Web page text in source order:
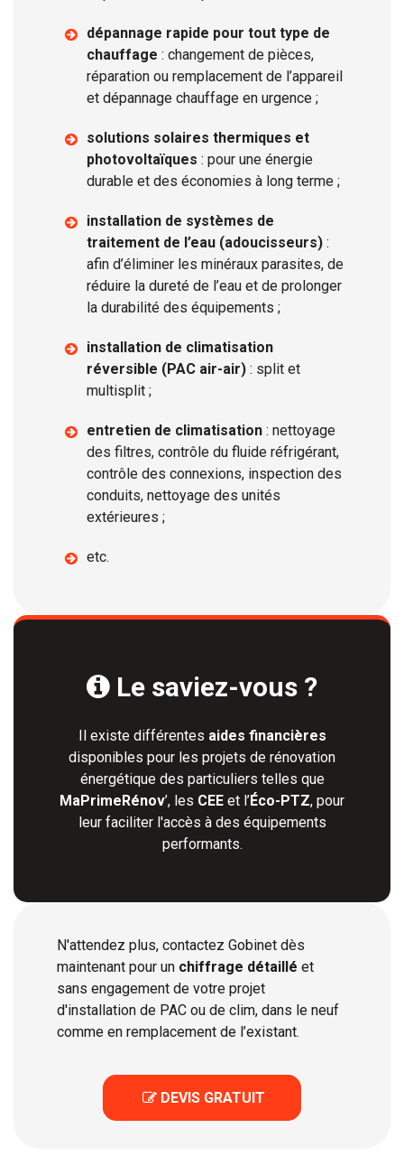
dépannage rapide pour tout type de
chauffage : changement de pièces,
réparation ou remplacement de l’appareil
et dépannage chauffage en urgence ;
solutions solaires thermiques et
photovoltaïques : pour une énergie
durable et des économies à long terme ;
installation de systèmes de
traitement de l’eau (adoucisseurs) :
afin d’éliminer les minéraux parasites, de
réduire la dureté de l’eau et de prolonger
la durabilité des équipements ;
installation de climatisation
réversible (PAC air-air) : split et
multisplit ;
entretien de climatisation: nettoyage
des filtres, contrôle du fluide réfrigérant,
contrôle des connexions, inspection des
conduits, nettoyage des unités
extérieures ;
etc.
 Le saviez-vous ?
Il existe différentes aides financières
disponibles pour les projets de rénovation
énergétique des particuliers telles que
MaPrimeRénov’, les CEE et l’Éco-PTZ, pour
leur faciliter l'accès à des équipements
performants.
N'attendez plus, contactez Gobinet dès
maintenant pour un chiffrage détaillé et
sans engagement de votre projet
d'installation de PAC ou de clim, dans le neuf
comme en remplacement de l’existant.
 DEVIS GRATUIT